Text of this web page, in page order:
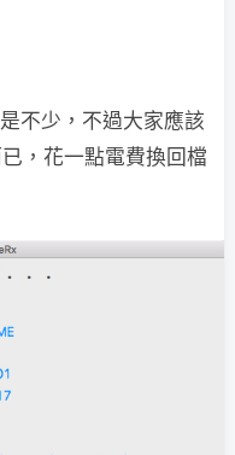
不少，不過大家應該
，花一點電費換回檔